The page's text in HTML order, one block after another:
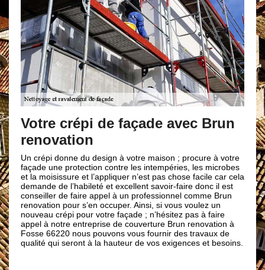
de façade avec Brun
du design à votre maison ; procure à votre
contre les intempéries, les microbes
et l’appliquer n’est pas chose facile car cela
l’habileté et excellent savoir-faire donc il est
faire appel à un professionnel comme Brun
s’en occuper. Ainsi, si vous voulez un
pour votre façade ; n’hésitez pas à faire
entreprise de couverture Brun renovation à
nous pouvons vous fournir des travaux de
à la hauteur de vos exigences et besoins.
Brun
disposition
Entant que
entreprise de
compétences et le
ravalement des
maison, de vos
des travaux de
brique, plâtre,
ce fait, n’hésitez pas
couverture Brun
bien soigné en toutes
bénéficier de nos